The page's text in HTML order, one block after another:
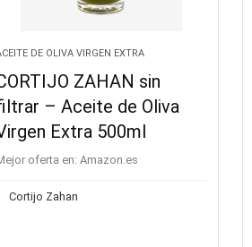
DE OLIVA VIRGEN EXTRA
ZAHAN sin
– Aceite de Oliva
Extra 500ml
oferta en: Amazon.es
Cortijo Zahan